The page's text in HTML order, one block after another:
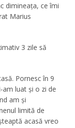
dimineaţa, ce îmi
Marius
3 zile să
Pornesc în 9
am luat şi o zi de
am şi
limită de
acasă vreo